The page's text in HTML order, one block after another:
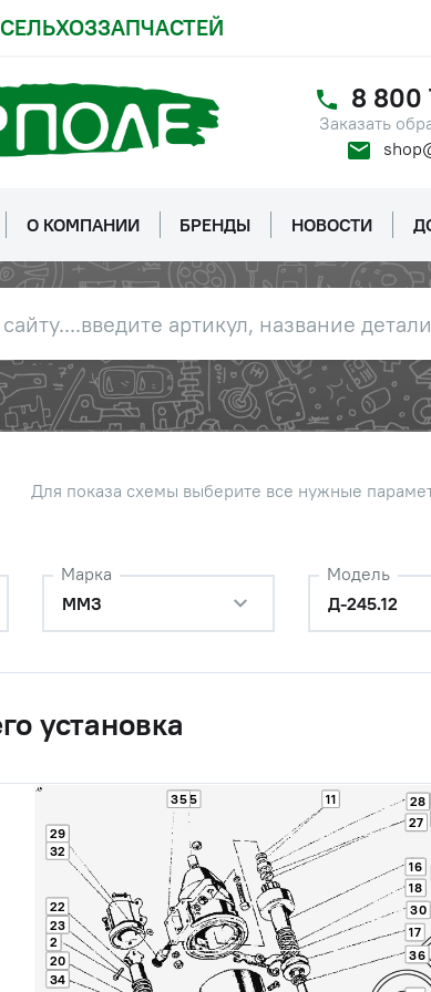
8 800
Заказать
О КОМПАНИИ БРЕНДЫ НОВОСТИ
Для показа схемы выберите все нужные
Марка
ММЗ
Модель
Д-245.12
установка
2
11
15
16
17
18
20
22
23
27
28
29
30
32
34
35
36